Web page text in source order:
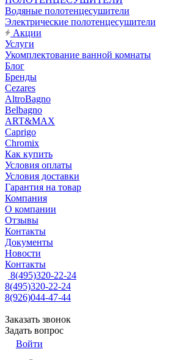
Водяные полотенцесушители
Электрические полотенцесушители
Акции
Услуги
Укомплектование ванной комнаты
Блог
Бренды
Cezares
AltroBagno
Belbagno
ART&MAX
Caprigo
Chromix
Как купить
Условия оплаты
Условия доставки
Гарантия на товар
Компания
О компании
Отзывы
Контакты
Документы
Новости
Контакты
8(495)320-22-24
8(495)320-22-24
8(926)044-47-44
Заказать звонок
Задать вопрос
Войти